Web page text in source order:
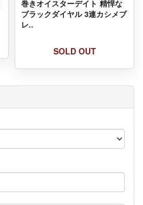
巻きオイスターデイト 精悍な
ブラックダイヤル 3連カシメブ
レ..
SOLD OUT